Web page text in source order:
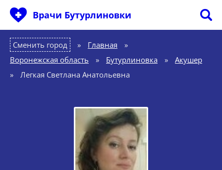
Врачи Бутурлиновки
Сменить город Главная
»
Воронежская область
» Бутурлиновка »
Акушер
»
Легкая Светлана Анатольевна